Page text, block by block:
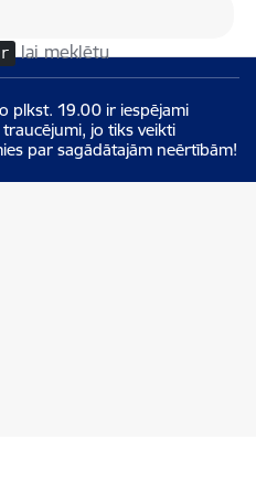
lai meklētu
plkst. 19.00 ir iespējami
jo tiks veikti
par sagādātajām neērtībām!